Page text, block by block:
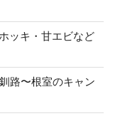
ッキ・甘エビなど
路〜根室のキャン